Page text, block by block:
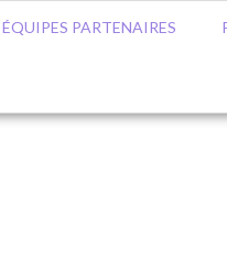
ÉQUIPES PARTENAIRES